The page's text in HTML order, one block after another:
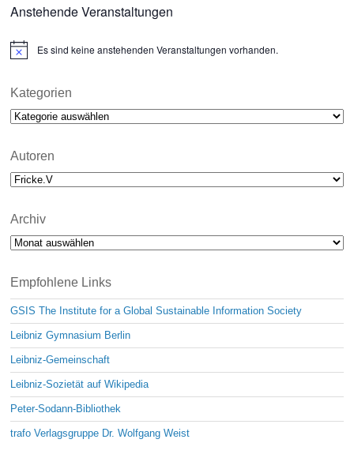
Anstehende Veranstaltungen
N
i
e
Es sind keine anstehenden Veranstaltungen vorhanden.
Kategorien
Kategorien
Autoren
Archiv
Archiv
Empfohlene Links
GSIS The Institute for a Global Sustainable Information Society
Leibniz Gymnasium Berlin
Leibniz-Gemeinschaft
Leibniz-Sozietät auf Wikipedia
Peter-Sodann-Bibliothek
trafo Verlagsgruppe Dr. Wolfgang Weist